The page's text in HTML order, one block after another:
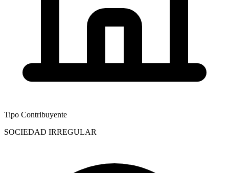
Tipo Contribuyente
SOCIEDAD IRREGULAR